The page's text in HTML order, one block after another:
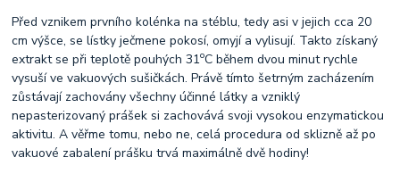
Před vznikem prvního kolénka na stéblu, tedy asi v jejich cca 20
cm výšce, se lístky ječmene pokosí, omyjí a vylisují. Takto získaný
extrakt se při teplotě pouhých 31oC během dvou minut rychle
vysuší ve vakuových sušičkách. Právě tímto šetrným zacházením
zůstávají zachovány všechny účinné látky a vzniklý
nepasterizovaný prášek si zachovává svoji vysokou enzymatickou
aktivitu. A věřme tomu, nebo ne, celá procedura od sklizně až po
vakuové zabalení prášku trvá maximálně dvě hodiny!